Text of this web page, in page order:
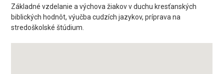
Základné vzdelanie a výchova žiakov v duchu kresťanských
biblických hodnôt, výučba cudzích jazykov, príprava na
stredoškolské štúdium.